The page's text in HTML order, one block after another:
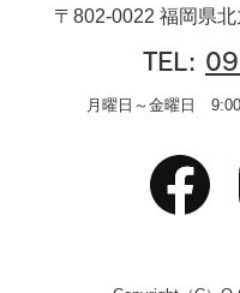
〒802-0022 福岡県
TEL:
月曜日～金曜日 9:00